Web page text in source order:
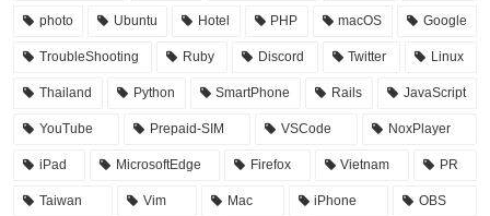
photo Ubuntu Hotel PHP macOS Google
TroubleShooting Ruby Discord Twitter Linux
Thailand Python SmartPhone Rails JavaScript
YouTube Prepaid-SIM VSCode NoxPlayer
iPad MicrosoftEdge Firefox Vietnam PR
Taiwan Vim Mac iPhone OBS